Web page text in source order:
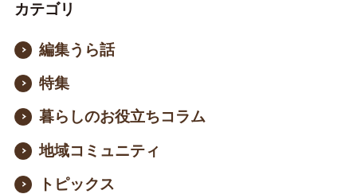
カテゴリ
編集うら話
特集
暮らしのお役立ちコラム
地域コミュニティ
トピックス